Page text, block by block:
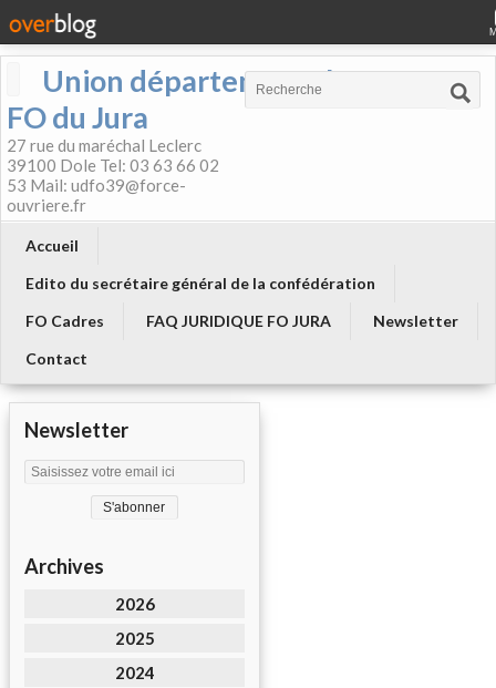
Union départementale
FO du Jura
27 rue du maréchal Leclerc
39100 Dole Tel: 03 63 66 02
53 Mail: udfo39@force-
ouvriere.fr
Accueil
Edito du secrétaire général de la confédération
FO Cadres
FAQ JURIDIQUE FO JURA
Newsletter
Contact
Newsletter
Archives
2026
2025
2024